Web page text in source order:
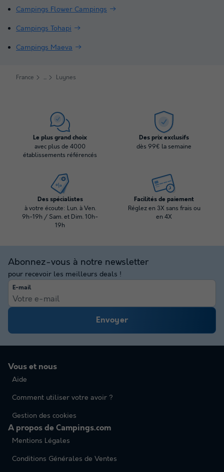
Campings Flower Campings
Campings Tohapi
Campings Maeva
France Luynes
Le plus grand choix
avec plus de 4000
établissements référencés
Des prix exclusifs
dès 99€ la semaine
Des spécialistes
à votre écoute: Lun. à Ven.
9h-19h / Sam. et Dim. 10h-
19h
Facilités de paiement
Réglez en 3X sans frais ou
en 4X
Abonnez-vous à notre newsletter
pour recevoir les meilleurs deals !
E-mail
Envoyer
Vous et nous
Aide
Comment utiliser votre avoir ?
Gestion des cookies
A propos de Campings.com
Mentions Légales
Conditions Générales de Ventes